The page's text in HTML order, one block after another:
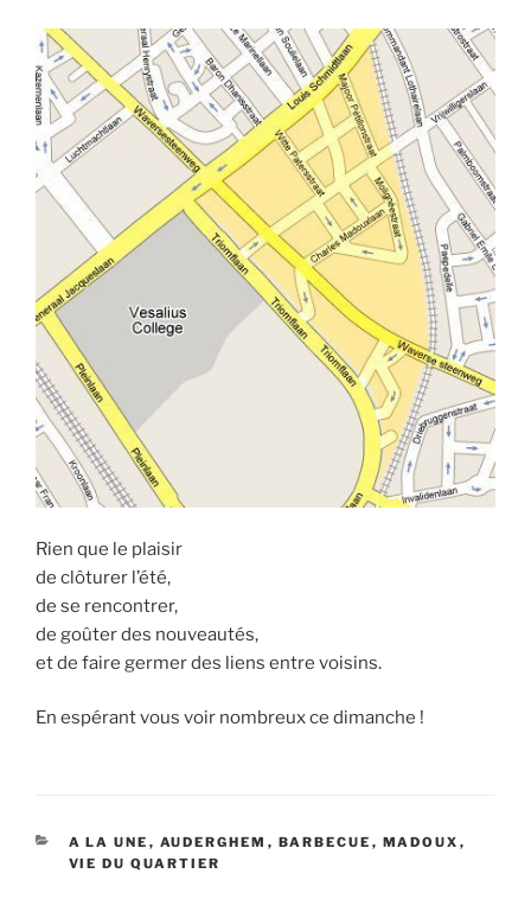
Rien que le plaisir
de clôturer l’été,
de se rencontrer,
de goûter des nouveautés,
et de faire germer des liens entre voisins.
En espérant vous voir nombreux ce dimanche !
CATÉGORIES
A LA UNE , AUDERGHEM , BARBECUE , MADOUX ,
VIE DU QUARTIER